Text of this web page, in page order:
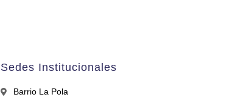
Sedes Institucionales
Barrio La Pola